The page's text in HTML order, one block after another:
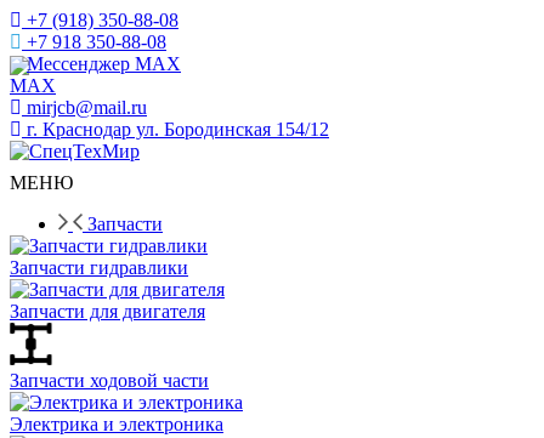
+7 (918) 350-88-08
+7 918 350-88-08
Мессенджер MAX
mirjcb@mail.ru
г. Краснодар ул. Бородинская 154/12
МЕНЮ
Запчасти
Запчасти гидравлики
Запчасти для двигателя
Запчасти ходовой части
Электрика и электроника